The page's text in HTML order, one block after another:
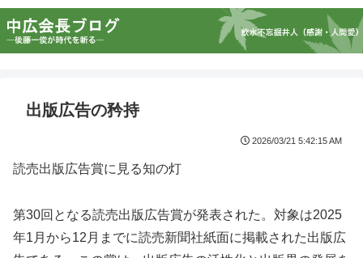
出版広告の矜持
2026/03/21 5:42:15 AM
読売出版広告賞に見る知の灯
第30回となる読売出版広告賞が発表された。対象は2025
年1月から12月までに読売新聞社紙面に掲載された出版広